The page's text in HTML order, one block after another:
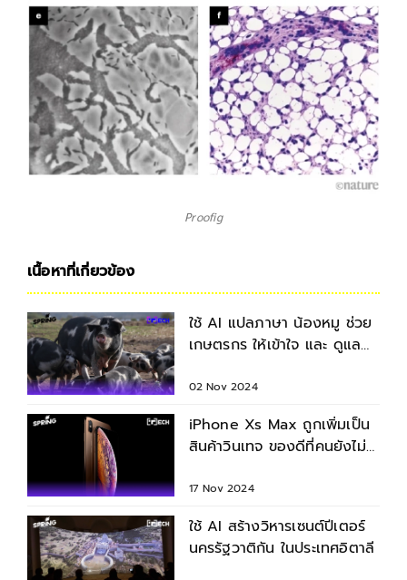
Proofig
เนื้อหาที่เกี่ยวข้อง
ใช้ AI แปลภาษา น้องหมู ช่วย
เกษตรกร ให้เข้าใจ และ ดูแล
02 Nov 2024
iPhone Xs Max ถูกเพิ่มเป็น
สินค้าวินเทจ ของดีที่คนยังไม่
17 Nov 2024
ใช้ AI สร้างวิหารเซนต์ปีเตอร์
นครรัฐวาติกัน ในประเทศอิตาลี